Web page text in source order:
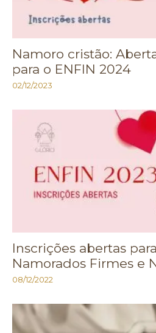
Namoro cristão:
para o ENFIN 2024
02/12/2023
Inscrições abertas
Namorados Firmes e
08/12/2022